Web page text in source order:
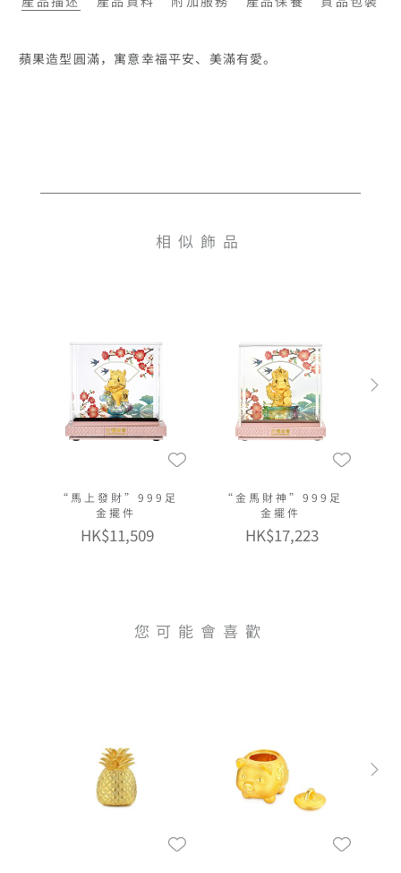
蘋果造型圓滿，寓意幸福平安、美滿有愛。
相似飾品
“馬上發財”999足
金擺件
HK$11,509
“金馬財神”999足
金擺件
HK$17,223
您可能會喜歡